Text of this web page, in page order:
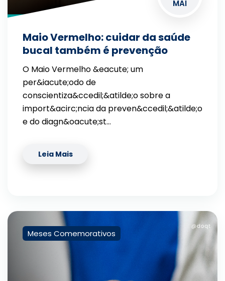
MAI
Maio Vermelho: cuidar da saúde
bucal também é prevenção
O Maio Vermelho &eacute; um
per&iacute;odo de
conscientiza&ccedil;&atilde;o sobre a
import&acirc;ncia da preven&ccedil;&atilde;o
e do diagn&oacute;st…
Leia Mais
Meses Comemorativos